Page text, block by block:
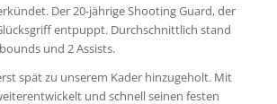
Der 20-jährige Shooting Guard, der
entpuppt. Durchschnittlich stand
und 2 Assists.
spät zu unserem Kader hinzugeholt. Mit
und schnell seinen festen